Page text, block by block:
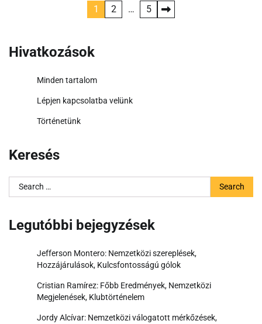
1 2 … 5
Hivatkozások
Minden tartalom
Lépjen kapcsolatba velünk
Történetünk
Keresés
Search
for:
Legutóbbi bejegyzések
Jefferson Montero: Nemzetközi szereplések,
Hozzájárulások, Kulcsfontosságú gólok
Cristian Ramírez: Főbb Eredmények, Nemzetközi
Megjelenések, Klubtörténelem
Jordy Alcívar: Nemzetközi válogatott mérkőzések,